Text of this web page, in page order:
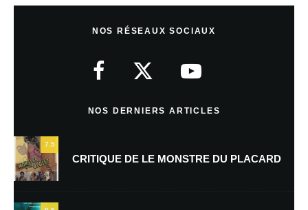
NOS RÉSEAUX SOCIAUX
NOS DERNIERS ARTICLES
7.5
CRITIQUE DE LE MONSTRE DU PLACARD